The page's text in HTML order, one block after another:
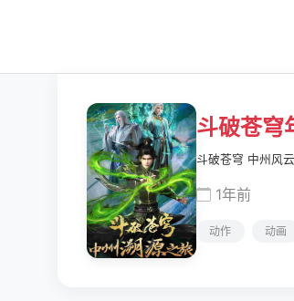
斗破苍穹
斗破苍穹 中州风
1年前
动作 动画